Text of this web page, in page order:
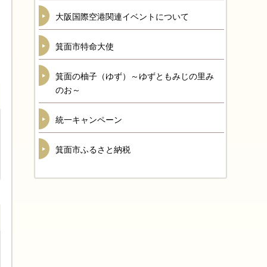
大阪国際空港関連イベントについて
箕面市特命大使
箕面の柚子（ゆず）～ゆずともみじの里み
のお～
統一キャンペーン
箕面市ふるさと納税